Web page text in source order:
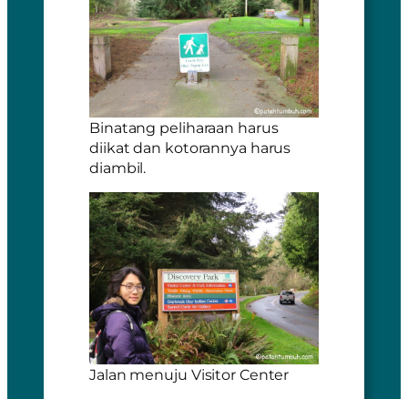
Binatang peliharaan harus
diikat dan kotorannya harus
diambil.
Jalan menuju Visitor Center